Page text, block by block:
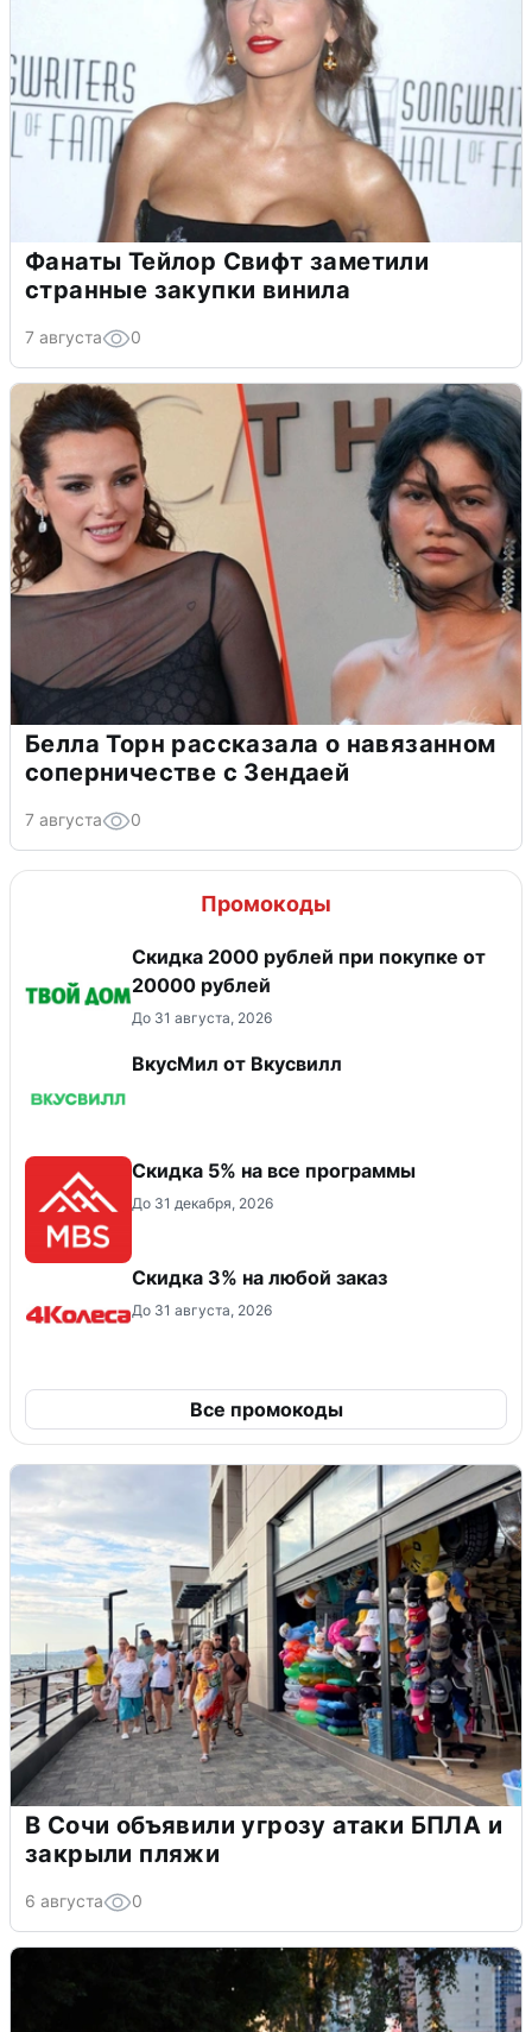
Фанаты Тейлор Свифт заметили
странные закупки винила
7 августа 0
Белла Торн рассказала о навязанном
соперничестве с Зендаей
7 августа 0
Промокоды
Скидка 2000 рублей при покупке от
20000 рублей
До 31 августа, 2026
ВкусМил от Вкусвилл
Скидка 5% на все программы
До 31 декабря, 2026
Скидка 3% на любой заказ
До 31 августа, 2026
Все промокоды
В Сочи объявили угрозу атаки БПЛА и
закрыли пляжи
6 августа 0